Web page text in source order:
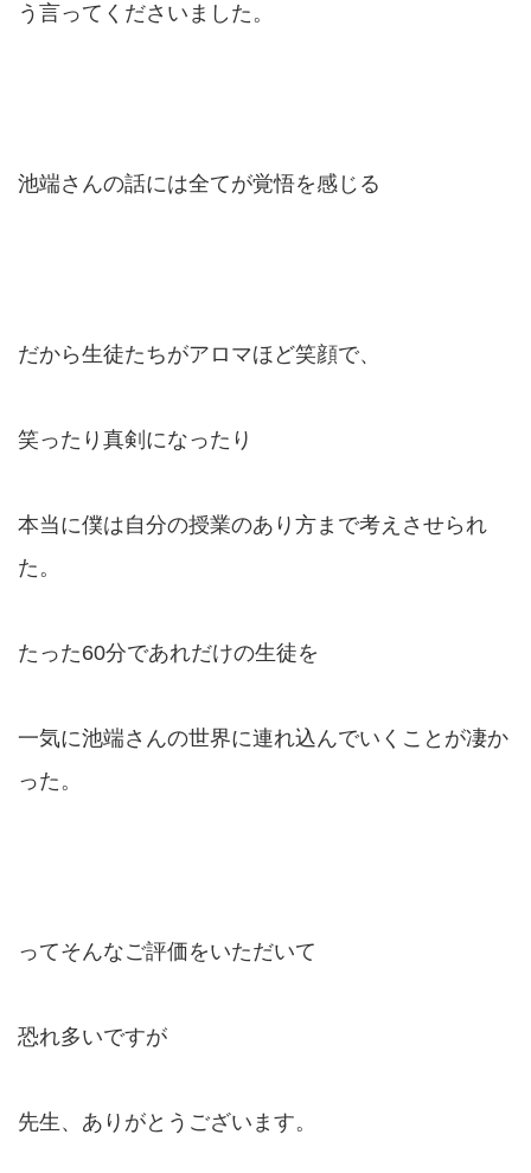
う言ってくださいました。
池端さんの話には全てが覚悟を感じる
だから生徒たちがアロマほど笑顔で、
笑ったり真剣になったり
本当に僕は自分の授業のあり方まで考えさせられ
た。
たった60分であれだけの生徒を
一気に池端さんの世界に連れ込んでいくことが凄か
った。
ってそんなご評価をいただいて
恐れ多いですが
先生、ありがとうございます。